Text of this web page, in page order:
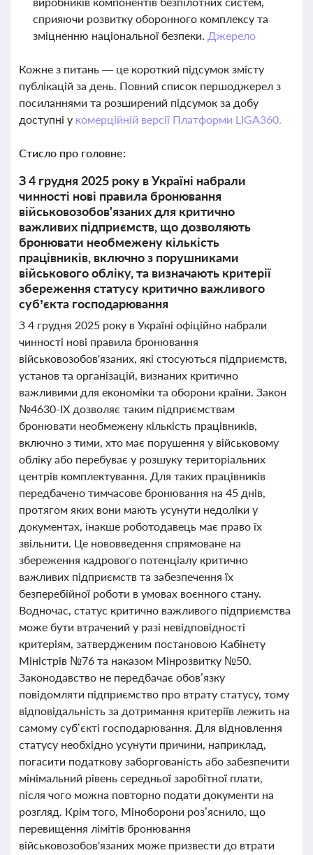
сприяючи розвитку оборонного комплексу та
зміцненню національної безпеки. Джерело
Кожне з питань — це короткий підсумок змісту
публікацій за день. Повний список першоджерел з
посиланнями та розширений підсумок за добу
доступні у комерційній версії Платформи LIGA360.
Стисло про головне:
З 4 грудня 2025 року в Україні набрали
чинності нові правила бронювання
військовозобов'язаних для критично
важливих підприємств, що дозволяють
бронювати необмежену кількість
працівників, включно з порушниками
військового обліку, та визначають критерії
збереження статусу критично важливого
суб’єкта господарювання
З 4 грудня 2025 року в Україні офіційно набрали
чинності нові правила бронювання
військовозобов'язаних, які стосуються підприємств,
установ та організацій, визнаних критично
важливими для економіки та оборони країни. Закон
№4630-IX дозволяє таким підприємствам
бронювати необмежену кількість працівників,
включно з тими, хто має порушення у військовому
обліку або перебуває у розшуку територіальних
центрів комплектування. Для таких працівників
передбачено тимчасове бронювання на 45 днів,
протягом яких вони мають усунути недоліки у
документах, інакше роботодавець має право їх
звільнити. Це нововведення спрямоване на
збереження кадрового потенціалу критично
важливих підприємств та забезпечення їх
безперебійної роботи в умовах воєнного стану.
Водночас, статус критично важливого підприємства
може бути втрачений у разі невідповідності
критеріям, затвердженим постановою Кабінету
Міністрів №76 та наказом Мінрозвитку №50.
Законодавство не передбачає обов’язку
повідомляти підприємство про втрату статусу, тому
відповідальність за дотримання критеріїв лежить на
самому суб’єкті господарювання. Для відновлення
статусу необхідно усунути причини, наприклад,
погасити податкову заборгованість або забезпечити
мінімальний рівень середньої заробітної плати,
після чого можна повторно подати документи на
розгляд. Крім того, Міноборони роз’яснило, що
перевищення лімітів бронювання
військовозобов'язаних може призвести до втрати